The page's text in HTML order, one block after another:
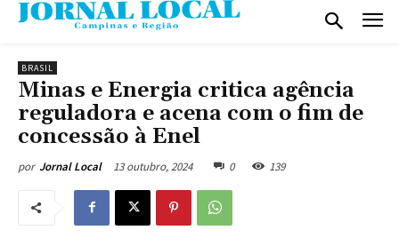
BRASIL
Minas e Energia critica agência
reguladora e acena com o fim de
concessão à Enel
por Jornal Local 13 outubro, 2024 0 139